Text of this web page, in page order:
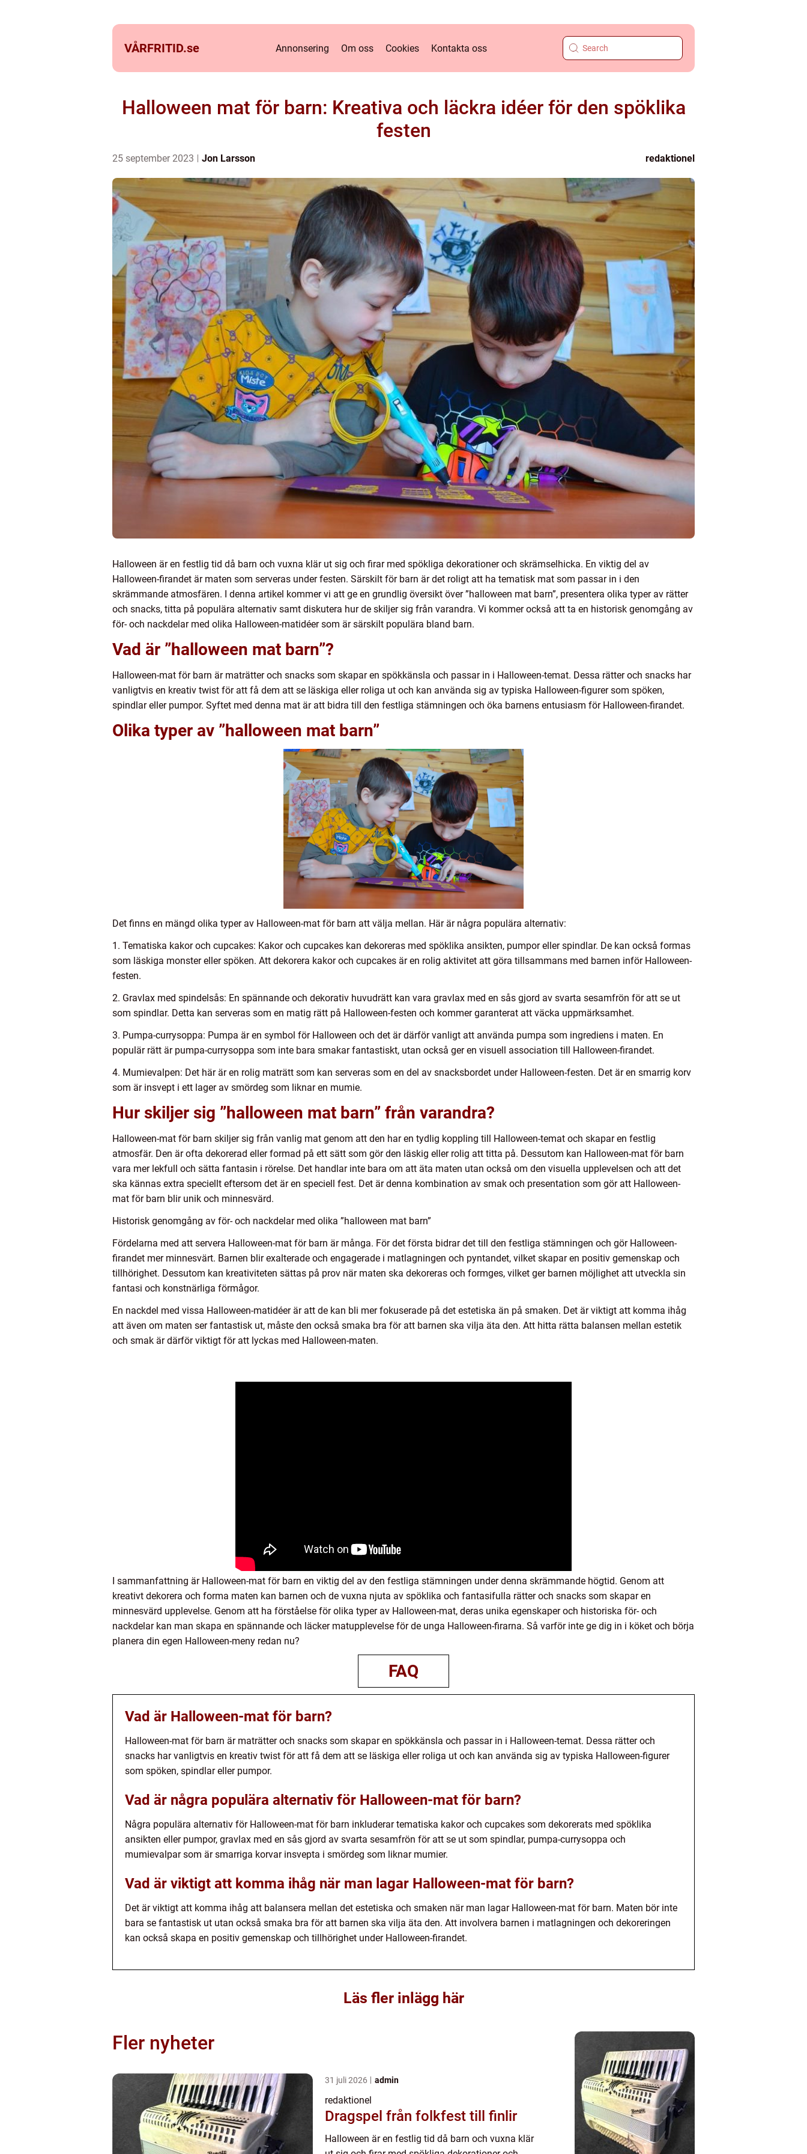
VÅRFRITID.se Annonsering Om oss Cookies Kontakta oss
Halloween mat för barn: Kreativa och läckra idéer för den spöklika
festen
25 september 2023 Jon Larsson redaktionel
Halloween är en festlig tid då barn och vuxna klär ut sig och firar med spökliga dekorationer och skrämselhicka. En viktig del av
Halloween-firandet är maten som serveras under festen. Särskilt för barn är det roligt att ha tematisk mat som passar in i den
skrämmande atmosfären. I denna artikel kommer vi att ge en grundlig översikt över ”halloween mat barn”, presentera olika typer av rätter
och snacks, titta på populära alternativ samt diskutera hur de skiljer sig från varandra. Vi kommer också att ta en historisk genomgång av
för- och nackdelar med olika Halloween-matidéer som är särskilt populära bland barn.
Vad är ”halloween mat barn”?
Halloween-mat för barn är maträtter och snacks som skapar en spökkänsla och passar in i Halloween-temat. Dessa rätter och snacks har
vanligtvis en kreativ twist för att få dem att se läskiga eller roliga ut och kan använda sig av typiska Halloween-figurer som spöken,
spindlar eller pumpor. Syftet med denna mat är att bidra till den festliga stämningen och öka barnens entusiasm för Halloween-firandet.
Olika typer av ”halloween mat barn”
Det finns en mängd olika typer av Halloween-mat för barn att välja mellan. Här är några populära alternativ:
1. Tematiska kakor och cupcakes: Kakor och cupcakes kan dekoreras med spöklika ansikten, pumpor eller spindlar. De kan också formas
som läskiga monster eller spöken. Att dekorera kakor och cupcakes är en rolig aktivitet att göra tillsammans med barnen inför Halloween-
festen.
2. Gravlax med spindelsås: En spännande och dekorativ huvudrätt kan vara gravlax med en sås gjord av svarta sesamfrön för att se ut
som spindlar. Detta kan serveras som en matig rätt på Halloween-festen och kommer garanterat att väcka uppmärksamhet.
3. Pumpa-currysoppa: Pumpa är en symbol för Halloween och det är därför vanligt att använda pumpa som ingrediens i maten. En
populär rätt är pumpa-currysoppa som inte bara smakar fantastiskt, utan också ger en visuell association till Halloween-firandet.
4. Mumievalpen: Det här är en rolig maträtt som kan serveras som en del av snacksbordet under Halloween-festen. Det är en smarrig korv
som är insvept i ett lager av smördeg som liknar en mumie.
Hur skiljer sig ”halloween mat barn” från varandra?
Halloween-mat för barn skiljer sig från vanlig mat genom att den har en tydlig koppling till Halloween-temat och skapar en festlig
atmosfär. Den är ofta dekorerad eller formad på ett sätt som gör den läskig eller rolig att titta på. Dessutom kan Halloween-mat för barn
vara mer lekfull och sätta fantasin i rörelse. Det handlar inte bara om att äta maten utan också om den visuella upplevelsen och att det
ska kännas extra speciellt eftersom det är en speciell fest. Det är denna kombination av smak och presentation som gör att Halloween-
mat för barn blir unik och minnesvärd.
Historisk genomgång av för- och nackdelar med olika ”halloween mat barn”
Fördelarna med att servera Halloween-mat för barn är många. För det första bidrar det till den festliga stämningen och gör Halloween-
firandet mer minnesvärt. Barnen blir exalterade och engagerade i matlagningen och pyntandet, vilket skapar en positiv gemenskap och
tillhörighet. Dessutom kan kreativiteten sättas på prov när maten ska dekoreras och formges, vilket ger barnen möjlighet att utveckla sin
fantasi och konstnärliga förmågor.
En nackdel med vissa Halloween-matidéer är att de kan bli mer fokuserade på det estetiska än på smaken. Det är viktigt att komma ihåg
att även om maten ser fantastisk ut, måste den också smaka bra för att barnen ska vilja äta den. Att hitta rätta balansen mellan estetik
och smak är därför viktigt för att lyckas med Halloween-maten.
I sammanfattning är Halloween-mat för barn en viktig del av den festliga stämningen under denna skrämmande högtid. Genom att
kreativt dekorera och forma maten kan barnen och de vuxna njuta av spöklika och fantasifulla rätter och snacks som skapar en
minnesvärd upplevelse. Genom att ha förståelse för olika typer av Halloween-mat, deras unika egenskaper och historiska för- och
nackdelar kan man skapa en spännande och läcker matupplevelse för de unga Halloween-firarna. Så varför inte ge dig in i köket och börja
planera din egen Halloween-meny redan nu?
FAQ
Vad är Halloween-mat för barn?
Halloween-mat för barn är maträtter och snacks som skapar en spökkänsla och passar in i Halloween-temat. Dessa rätter och
snacks har vanligtvis en kreativ twist för att få dem att se läskiga eller roliga ut och kan använda sig av typiska Halloween-figurer
som spöken, spindlar eller pumpor.
Vad är några populära alternativ för Halloween-mat för barn?
Några populära alternativ för Halloween-mat för barn inkluderar tematiska kakor och cupcakes som dekorerats med spöklika
ansikten eller pumpor, gravlax med en sås gjord av svarta sesamfrön för att se ut som spindlar, pumpa-currysoppa och
mumievalpar som är smarriga korvar insvepta i smördeg som liknar mumier.
Vad är viktigt att komma ihåg när man lagar Halloween-mat för barn?
Det är viktigt att komma ihåg att balansera mellan det estetiska och smaken när man lagar Halloween-mat för barn. Maten bör inte
bara se fantastisk ut utan också smaka bra för att barnen ska vilja äta den. Att involvera barnen i matlagningen och dekoreringen
kan också skapa en positiv gemenskap och tillhörighet under Halloween-firandet.
Läs fler inlägg här
Fler nyheter
31 juli 2026 admin
redaktionel
Dragspel från folkfest till finlir
Halloween är en festlig tid då barn och vuxna klär